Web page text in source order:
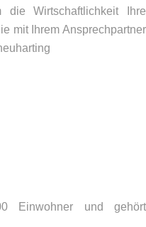
die Wirtschaftlichkeit Ihre
mit Ihrem Ansprechpartner
Einwohner und gehört